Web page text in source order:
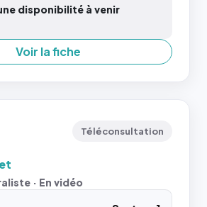
disponibilité à venir
Voir la fiche
Téléconsultation
· En vidéo